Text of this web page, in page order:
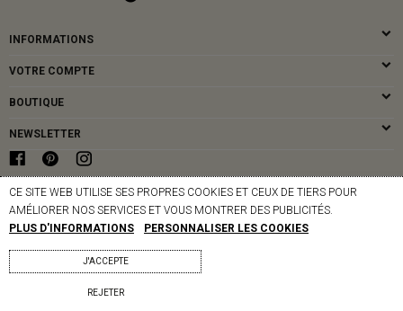
INFORMATIONS
VOTRE COMPTE
BOUTIQUE
NEWSLETTER
© MAPOÉSIE PARIS - 2026
CE SITE WEB UTILISE SES PROPRES COOKIES ET CEUX DE TIERS POUR
AMÉLIORER NOS SERVICES ET VOUS MONTRER DES PUBLICITÉS.
PLUS D'INFORMATIONS
PERSONNALISER LES COOKIES
REJETER
J'ACCEPTE